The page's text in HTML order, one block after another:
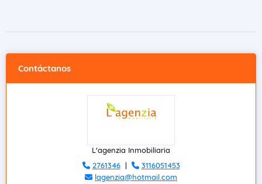
Contáctanos
L'agenzia Inmobiliaria
2761346|
3116051453
lagenzia@hotmail.com